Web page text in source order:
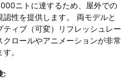
ニトに達するため、屋外での
性を提供します。 両モデルと
ティブ（可変）リフレッシュレー
クロールやアニメーションが非常
。
: